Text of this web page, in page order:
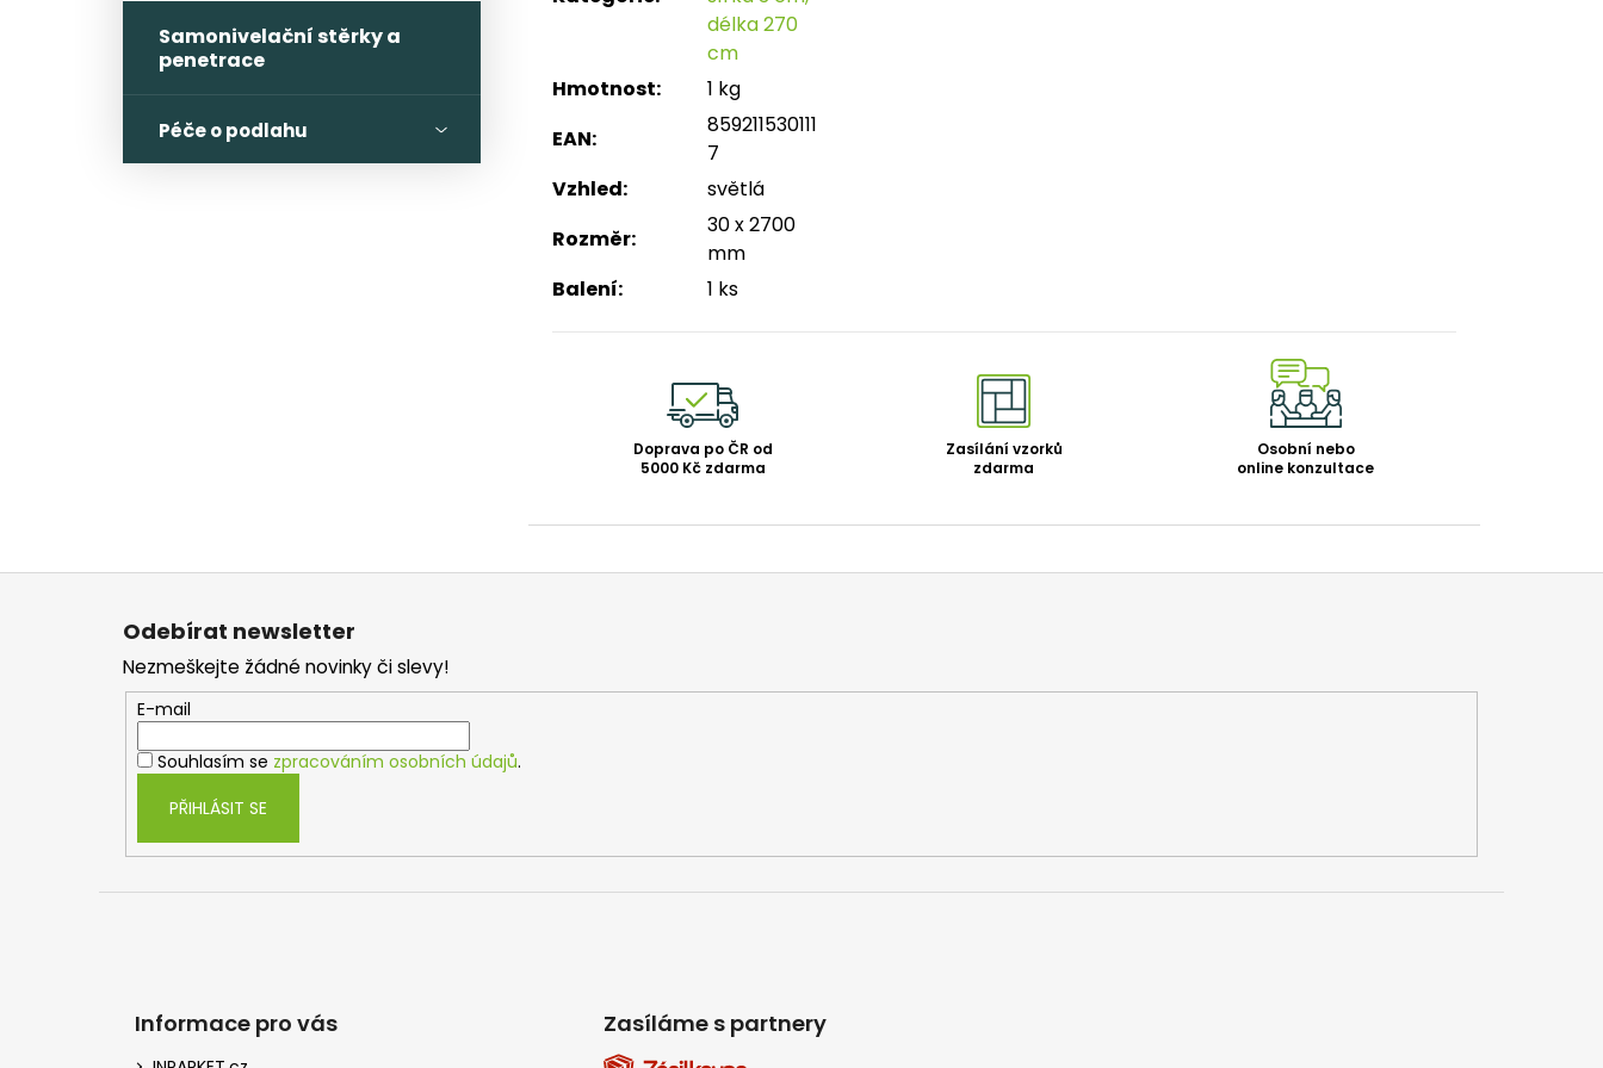
Samonivelační stěrky a
penetrace
Péče o podlahu
délka 270
cm
Hmotnost:
1 kg
EAN:
859211530111
7
Vzhled:
světlá
Rozměr:
30 x 2700
mm
Balení: 1 ks
Doprava po ČR od
5000 Kč zdarma
Zasílání vzorků
zdarma
Osobní nebo
online konzultace
Odebírat newsletter
Nezmeškejte žádné novinky či slevy!
E-mail
Souhlasím se zpracováním osobních údajů.
PŘIHLÁSIT SE
Informace pro vás Zasíláme s partnery